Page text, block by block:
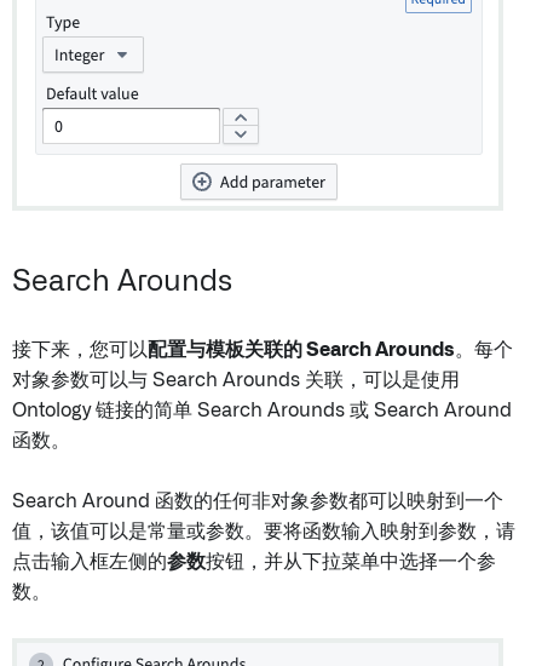
Search Arounds
接下来，您可以配置与模板关联的 Search Arounds。每个
对象参数可以与 Search Arounds 关联，可以是使用
Ontology 链接的简单 Search Arounds 或 Search Around
函数。
Search Around 函数的任何非对象参数都可以映射到一个
值，该值可以是常量或参数。要将函数输入映射到参数，请
点击输入框左侧的参数按钮，并从下拉菜单中选择一个参
数。